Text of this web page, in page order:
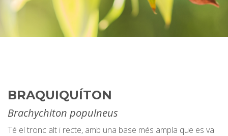
BRAQUIQUÍTON
Brachychiton populneus
Té el tronc alt i recte, amb una base més ampla que es va